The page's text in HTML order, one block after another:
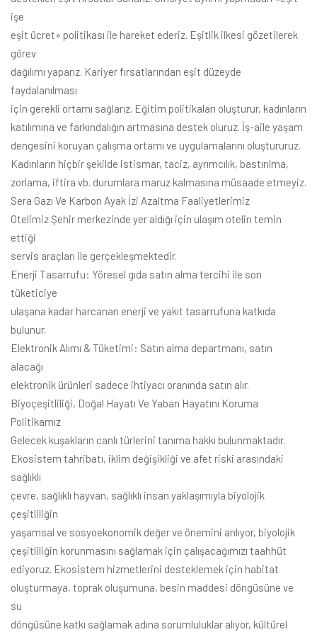
işe
eşit ücret» politikası ile hareket ederiz. Eşitlik ilkesi gözetilerek
görev
dağılımı yaparız. Kariyer fırsatlarından eşit düzeyde
faydalanılması
için gerekli ortamı sağlarız. Eğitim politikaları oluşturur, kadınların
katılımına ve farkındalığın artmasına destek oluruz. İş-aile yaşam
dengesini koruyan çalışma ortamı ve uygulamalarını oluştururuz.
Kadınların hiçbir şekilde istismar, taciz, ayrımcılık, bastırılma,
zorlama, iftira vb. durumlara maruz kalmasına müsaade etmeyiz.
Sera Gazı Ve Karbon Ayak İzi Azaltma Faaliyetlerimiz
Otelimiz Şehir merkezinde yer aldığı için ulaşım otelin temin
ettiği
servis araçları ile gerçekleşmektedir.
Enerji Tasarrufu: Yöresel gıda satın alma tercihi ile son
tüketiciye
ulaşana kadar harcanan enerji ve yakıt tasarrufuna katkıda
bulunur.
Elektronik Alımı & Tüketimi: Satın alma departmanı, satın
alacağı
elektronik ürünleri sadece ihtiyacı oranında satın alır.
Biyoçeşitliliği, Doğal Hayatı Ve Yaban Hayatını Koruma
Politikamız
Gelecek kuşakların canlı türlerini tanıma hakkı bulunmaktadır.
Ekosistem tahribatı, iklim değişikliği ve afet riski arasındaki
sağlıklı
çevre, sağlıklı hayvan, sağlıklı insan yaklaşımıyla biyolojik
çeşitliliğin
yaşamsal ve sosyoekonomik değer ve önemini anlıyor, biyolojik
çeşitliliğin korunmasını sağlamak için çalışacağımızı taahhüt
ediyoruz. Ekosistem hizmetlerini desteklemek için habitat
oluşturmaya, toprak oluşumuna, besin maddesi döngüsüne ve
su
döngüsüne katkı sağlamak adına sorumluluklar alıyor, kültürel